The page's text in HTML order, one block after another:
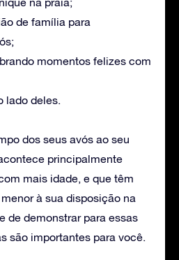
de família para
momentos felizes com
lado deles.
dos seus avós ao seu
principalmente
mais idade, e que têm
à sua disposição na
de demonstrar para essas
são importantes para você.